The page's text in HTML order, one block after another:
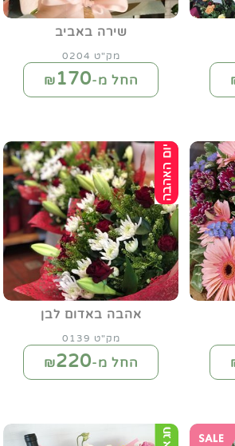
שירה באביב
מק"ט 0204
החל מ-₪170
אהבה באדום לבן
מק"ט 0139
החל מ-₪220